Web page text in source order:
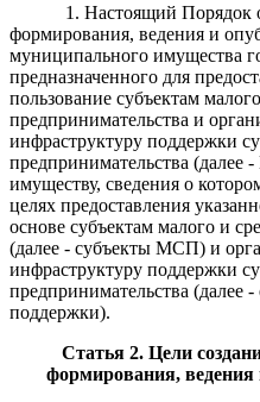
1. Настоящий Порядок
формирования, ведения и
муниципального имущества
предназначенного для
пользование субъектам
предпринимательства и
инфраструктуру поддержки
предпринимательства (далее
имуществу, сведения о
целях предоставления
основе субъектам малого и
(далее - субъекты МСП) и
инфраструктуру поддержки
предпринимательства (далее
поддержки).
Статья 2. Цели
формирования,